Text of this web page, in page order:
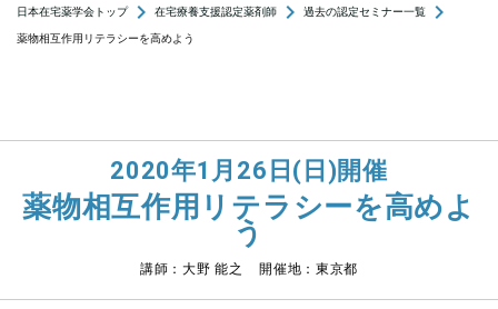
日本在宅薬学会トップnavigate_next 在宅療養支援認定薬剤師 navigate_next 過去の認定セミナー一覧 navigate_next
薬物相互作用リテラシーを高めよう
2020年1月26日(日)開催
薬物相互作用リテラシーを高めよ
う
講師：大野 能之 開催地：東京都